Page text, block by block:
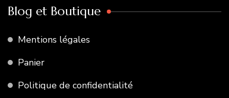
Blog et Boutique
Mentions légales
Panier
Politique de confidentialité